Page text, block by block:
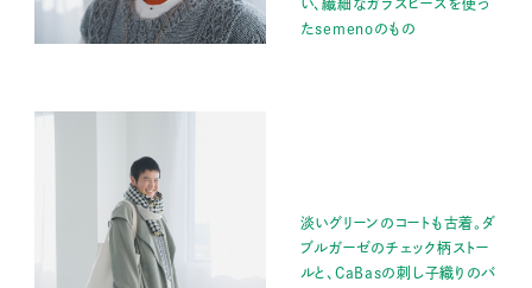
い、繊細なガラスビーズを使っ
たsemenoのもの
淡いグリーンのコートも古着。ダ
ブルガーゼのチェック柄ストー
ルと、CaBasの刺し子織りのバ